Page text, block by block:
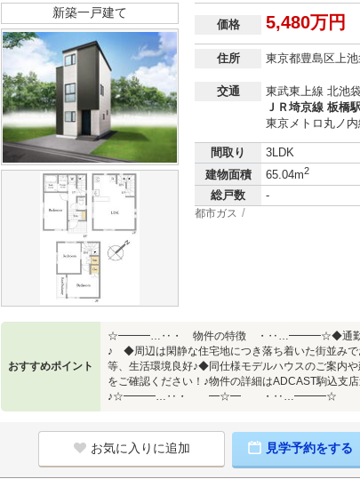
新築一戸建て
価格 5,480万円
住所 東京都豊島区上池
交通
東武東上線 北池
ＪＲ埼京線 板橋
東京メトロ丸ノ
間取り
3LDK
建物面積
65.04m2
総戸数 -
都市ガス
おすすめポイント
☆━━━…‥・ 物件の特徴 ・‥…━━━☆◆通勤通学
♪ ◆周辺は閑静な住宅地につき落ち着いた街並み
等、生活環境良好♪◆同仕様モデルハウスのご案内
をご確認ください！♪物件の詳細はADCAST駒込支
♪☆━━━…‥・ ━☆━ ・‥…━━━☆
お気に入りに追加 見学予約をする